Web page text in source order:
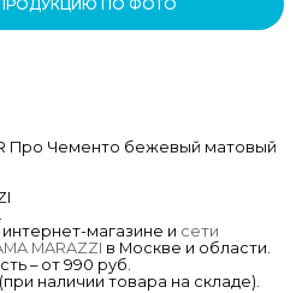
ПО ФОТО
Про Чементо бежевый матовый
интернет-магазине и сети
MARAZZI в Москве и области.
– от 990 руб.
наличии товара на складе).